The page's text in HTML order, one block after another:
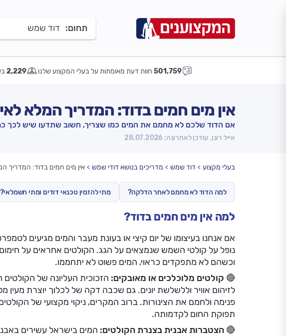
תחום: דוד שמש
501,759 חוות דעת מאומתות על בעלי המקצוע שלנו 2,229
אין מים חמים בדוד: המדריך המלא
אם הדוד שלכם לא מחמם את המים כמו שצריך, חשוב שתדעו שיש לכך
אייל רונן, עודכן לאחרונה: 28.07.2026
בעלי מקצוע דוד שמש מדריכים בנושא דודי שמש אין מים חמים בדוד: המדריך
למה הדוד לא מחמם לאחר הדלקה? מתי להזמין טכנאי דודים ומתי חשמלאי?
למה אין מים חמים בדוד?
אם אנחנו בעיצומו של יום קיצי או בעונת מעבר והמים מגיעים
נופל על קולטי השמש שנמצאים על הגג. הקולטים אחראים על
וכשהם לא מתפקדים כראוי, המים פשוט לא יתחממו.
🔴 קולטים מלוכלכים או מאובקים: הזכוכית העליונה של
לזיהום אוויר וללשלשת יונים. גם שכבה דקה של לכלוך יוצרת
פנימה ולחמם את הצינורות. ברוב המקרים, ניקוי מקצועי של
תפוקת החום לקדמותה.
🔴 הצטברות אבנית בצנרת הקולטים: המים בישראל עשירים